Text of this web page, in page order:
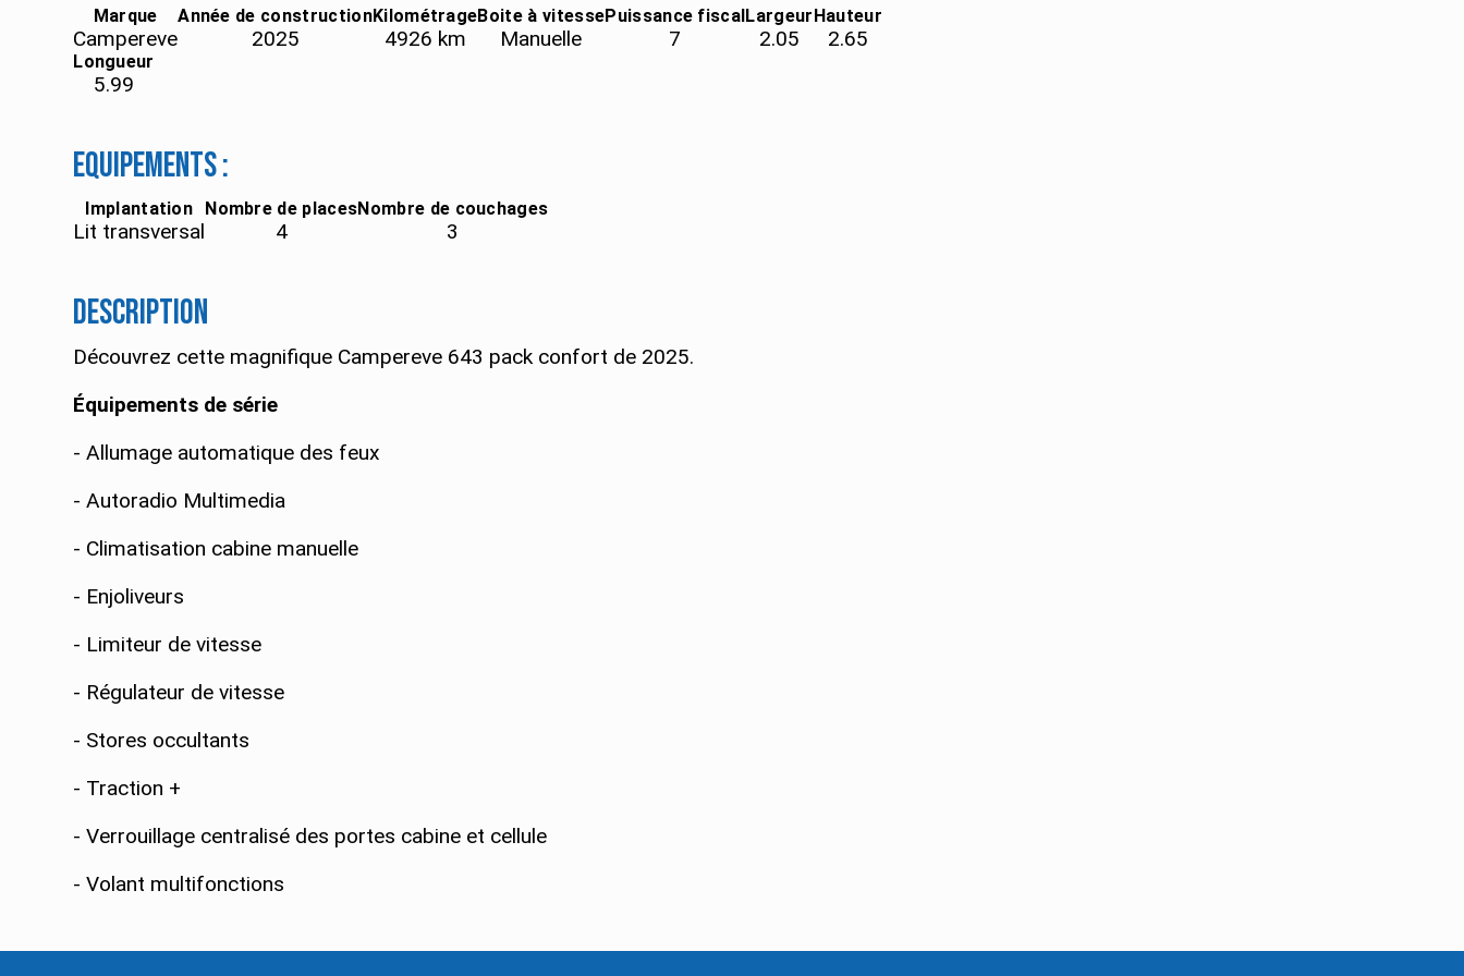
Marque
Campereve
Année de construction
2025
Kilométrage
4926 km
Boite à vitesse
Manuelle
Puissance fiscal
7
Largeur
2.05
Hauteur
2.65
Longueur
5.99
Equipements :
Implantation
Lit transversal
Nombre de places
4
Nombre de couchages
3
Description
Découvrez cette magnifique Campereve 643 pack confort de 2025.
Équipements de série
- Allumage automatique des feux
- Autoradio Multimedia
- Climatisation cabine manuelle
- Enjoliveurs
- Limiteur de vitesse
- Régulateur de vitesse
- Stores occultants
- Traction +
- Verrouillage centralisé des portes cabine et cellule
- Volant multifonctions